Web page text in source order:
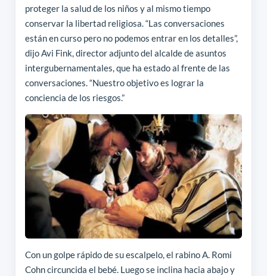
proteger la salud de los niños y al mismo tiempo
conservar la libertad religiosa. “Las conversaciones
están en curso pero no podemos entrar en los detalles”,
dijo Avi Fink, director adjunto del alcalde de asuntos
intergubernamentales, que ha estado al frente de las
conversaciones. “Nuestro objetivo es lograr la
conciencia de los riesgos.”
Con un golpe rápido de su escalpelo, el rabino A. Romi
Cohn circuncida el bebé. Luego se inclina hacia abajo y